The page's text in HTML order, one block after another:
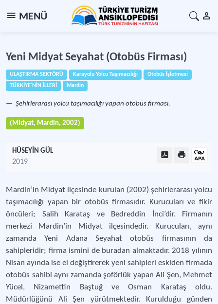
MENÜ
Yeni Midyat Seyahat (Otobüs Firması)
ULAŞTIRMA SEKTÖRÜ Karayolu Yolcu Taşımacılığı
Otobüs İşletmesi
TÜRKİYE'NİN İLLERİ
Mardin
Şehirlerarası yolcu taşımacılığı yapan otobüs firması.
(Midyat, Mardin, 2002)
HÜSEYİN GÜL
2019
Mardin’in Midyat ilçesinde kurulan (2002) şehirlerarası yolcu
taşımacılığı yapan bir otobüs firmasıdır. Kurucuları ve fikir
öncüleri; Salih Karataş ve Bedreddin İnci’dir. Firmanın
merkezi Mardin’in Midyat ilçesindedir. Kurucuları, aynı
zamanda Yeni Adana Seyahat otobüs firmasının da
sahipleridir; firma ismini de buradan almaktadır. 2018 yılının
Nisan ayında ise el değiştirerek yeni sahipleri eskiden firmada
otobüs sahibi aynı zamanda şoförlük yapan Ali Şen, Mehmet
Yücel, Nizamettin Baştuğ ve Osman Karataş oldu.
Müdürlüğünü Ali Şen yürütmektedir. Kurulduğu günden